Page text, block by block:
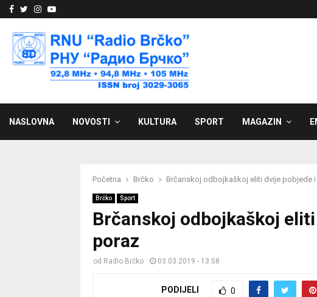
Facebook
Twitter
Instagram
Youtube
NASLOVNA NOVOSTI KULTURA SPORT MAGAZIN
Početna Brčko Brčanskoj odbojkaškoj eliti dvije pobjede
Brčko Sport
Brčanskoj odbojkaškoj
poraz
od Radio Brčko 03.03.2019 - 13:58
PODIJELI 0